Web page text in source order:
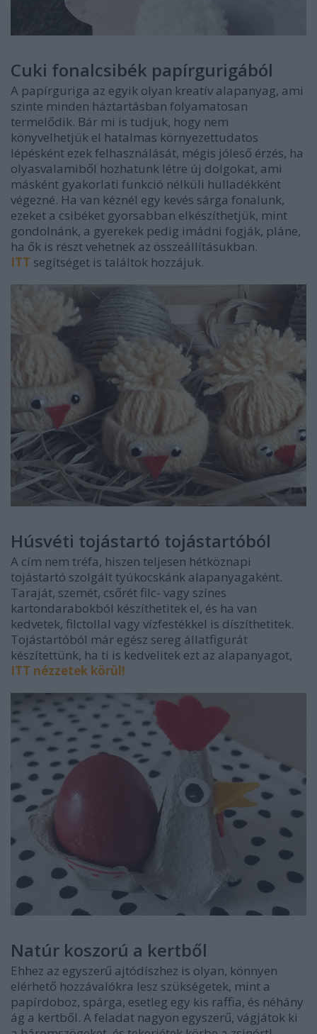
Cuki fonalcsibék papírgurigából
A papírguriga az egyik olyan kreatív alapanyag, ami
szinte minden háztartásban folyamatosan
termelődik. Bár mi is tudjuk, hogy nem
könyvelhetjük el hatalmas környezettudatos
lépésként ezek felhasználását, mégis jóleső érzés, ha
olyasvalamiből hozhatunk létre új dolgokat, ami
másként gyakorlati funkció nélküli hulladékként
végezné. Ha van kéznél egy kevés sárga fonalunk,
ezeket a csibéket gyorsabban elkészíthetjük, mint
gondolnánk, a gyerekek pedig imádni fogják, pláne,
ha ők is részt vehetnek az összeállításukban.
ITT segítséget is találtok hozzájuk.
Húsvéti tojástartó tojástartóból
A cím nem tréfa, hiszen teljesen hétköznapi
tojástartó szolgált tyúkocskánk alapanyagaként.
Taraját, szemét, csőrét filc- vagy színes
kartondarabokból készíthetitek el, és ha van
kedvetek, filctollal vagy vízfestékkel is díszíthetitek.
Tojástartóból már egész sereg állatfigurát
készítettünk, ha ti is kedvelitek ezt az alapanyagot,
ITT nézzetek körül!
Natúr koszorú a kertből
Ehhez az egyszerű ajtódíszhez is olyan, könnyen
elérhető hozzávalókra lesz szükségetek, mint a
papírdoboz, spárga, esetleg egy kis raffia, és néhány
ág a kertből. A feladat nagyon egyszerű, vágjátok ki